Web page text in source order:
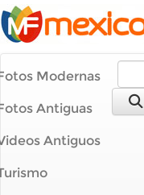
Modernas
Antiguas
Antiguos